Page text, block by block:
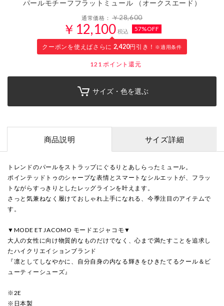
パールモチーフフラットミュール （オークスエード）
通常価格：￥28,600
￥12,100 税込 57%OFF
クーポンを使えばさらに 2,420円引き！ ※適用条件
121 ポイント還元
サイズ・色を選ぶ
商品説明 サイズ詳細
トレンドのパールをストラップにぐるりとあしらったミュール。
ポインテッドトゥのシャープな表情とスマートなシルエットが、フラッ
トながらすっきりとしたレッグラインを叶えます。
さっと気兼ねなく履けておしゃれ上手になれる、今季注目のアイテムで
す。
▼MODE ET JACOMO モードエジャコモ▼
大人の女性に向け物質的なものだけでなく、心まで満たすことを追求し
たハイクリエイションブランド
『凛としてしなやかに、自分自身の内なる輝きをひきたてるクール＆ビ
ューティーシューズ』
※2E
※日本製